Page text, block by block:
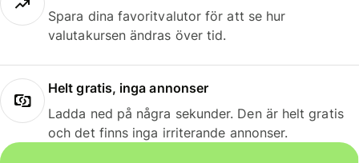
Spara dina favoritvalutor för att se hur
valutakursen ändras över tid.
Helt gratis, inga annonser
Ladda ned på några sekunder. Den är helt gratis
och det finns inga irriterande annonser.